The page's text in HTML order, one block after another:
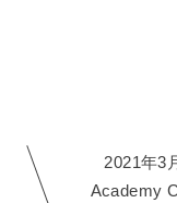
2021年3
Academy